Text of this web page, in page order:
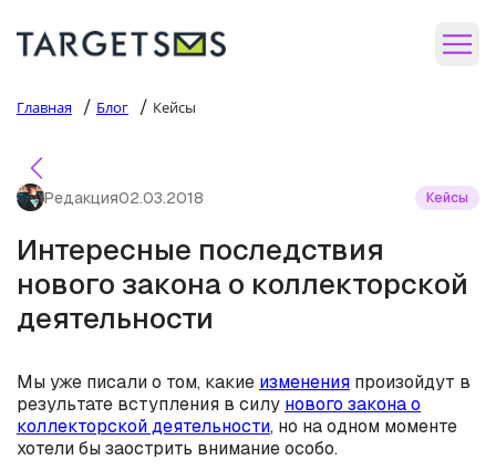
Главная / Блог / Кейсы
Редакция02.03.2018 Кейсы
Интересные последствия
нового закона о коллекторской
деятельности
Мы уже писали о том, какие изменения произойдут в
результате вступления в силу нового закона о
коллекторской деятельности, но на одном моменте
хотели бы заострить внимание особо.